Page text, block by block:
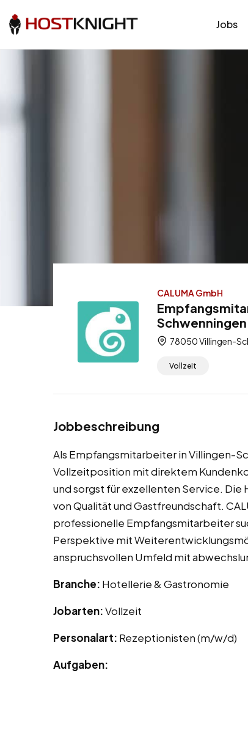
Jobs
CALUMA GmbH
78050 Villingen-
Vollzeit
Jobbeschreibung
Als Empfangsmitarbeiter in Villingen-
Vollzeitposition mit direktem
und sorgst für exzellenten Service.
von Qualität und Gastfreundschaft.
professionelle Empfangsmitarbeiter
Perspektive mit
anspruchsvollen Umfeld mit
Branche: Hotellerie & Gastronomie
Jobarten:Vollzeit
Personalart: Rezeptionisten (m/w/d)
Aufgaben: